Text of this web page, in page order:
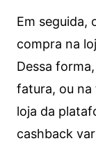
Em seguida,
compra na
Dessa
fatura, ou na
loja da
cashback